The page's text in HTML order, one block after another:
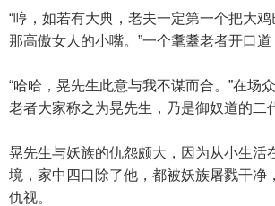
“哼，如若有大典，老夫一定第一个把大
那高傲女人的小嘴。”一个耄耋老者开口道
“哈哈，晃先生此意与我不谋而合。”在场
老者大家称之为晃先生，乃是御奴道的二
晃先生与妖族的仇怨颇大，因为从小生活
境，家中四口除了他，都被妖族屠戮干净
仇视。